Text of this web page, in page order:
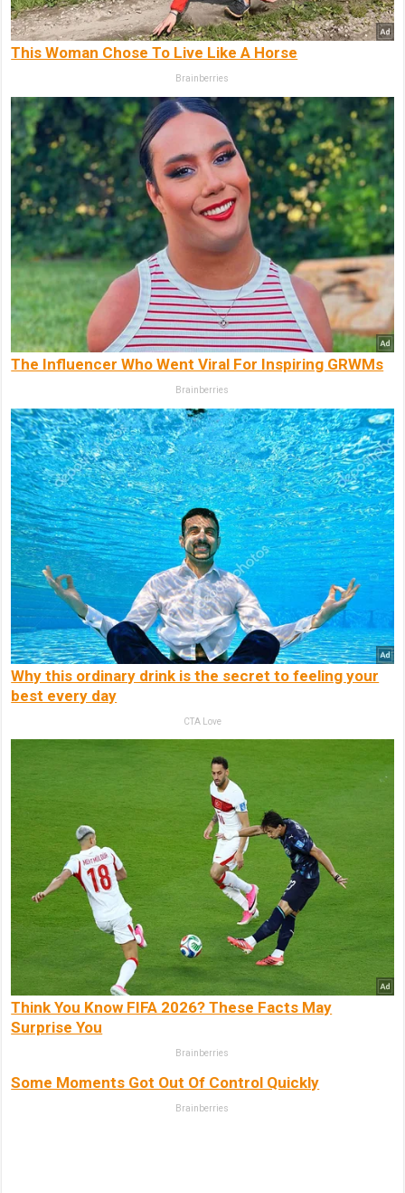
This Woman Chose To Live Like A Horse
Brainberries
The Influencer Who Went Viral For Inspiring GRWMs
Brainberries
Why this ordinary drink is the secret to feeling your
best every day
CTA Love
Think You Know FIFA 2026? These Facts May
Surprise You
Brainberries
Some Moments Got Out Of Control Quickly
Brainberries